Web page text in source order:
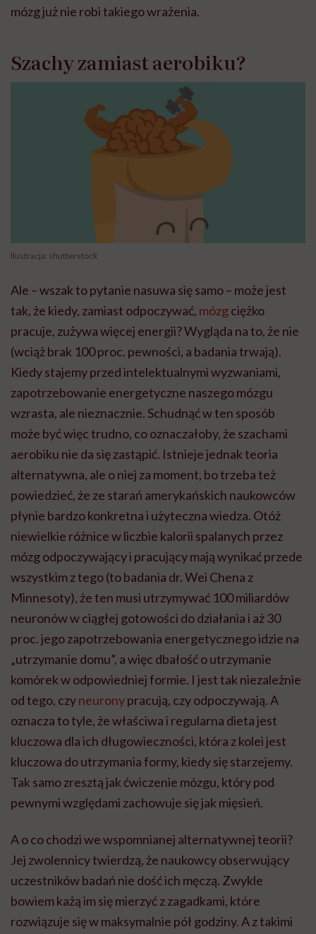
mózg już nie robi takiego wrażenia.
Szachy zamiast aerobiku?
Ilustracja: shutterstock
Ale – wszak to pytanie nasuwa się samo – może jest
tak, że kiedy, zamiast odpoczywać, mózgciężko
pracuje, zużywa więcej energii? Wygląda na to, że nie
(wciąż brak 100 proc. pewności, a badania trwają).
Kiedy stajemy przed intelektualnymi wyzwaniami,
zapotrzebowanie energetyczne naszego mózgu
wzrasta, ale nieznacznie. Schudnąć w ten sposób
może być więc trudno, co oznaczałoby, że szachami
aerobiku nie da się zastąpić. Istnieje jednak teoria
alternatywna, ale o niej za moment, bo trzeba też
powiedzieć, że ze starań amerykańskich naukowców
płynie bardzo konkretna i użyteczna wiedza. Otóż
niewielkie różnice w liczbie kalorii spalanych przez
mózg odpoczywający i pracujący mają wynikać przede
wszystkim z tego (to badania dr. Wei Chena z
Minnesoty), że ten musi utrzymywać 100 miliardów
neuronów w ciągłej gotowości do działania i aż 30
proc. jego zapotrzebowania energetycznego idzie na
„utrzymanie domu”, a więc dbałość o utrzymanie
komórek w odpowiedniej formie. I jest tak niezależnie
od tego, czyneuronypracują, czy odpoczywają. A
oznacza to tyle, że właściwa i regularna dieta jest
kluczowa dla ich długowieczności, która z kolei jest
kluczowa do utrzymania formy, kiedy się starzejemy.
Tak samo zresztą jak ćwiczenie mózgu, który pod
pewnymi względami zachowuje się jak mięsień.
A o co chodzi we wspomnianej alternatywnej teorii?
Jej zwolennicy twierdzą, że naukowcy obserwujący
uczestników badań nie dość ich męczą. Zwykle
bowiem każą im się mierzyć z zagadkami, które
rozwiązuje się w maksymalnie pół godziny. A z takimi